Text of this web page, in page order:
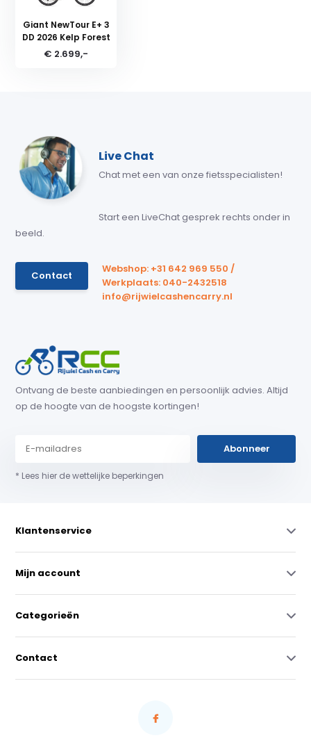
Giant NewTour E+ 3
DD 2026 Kelp Forest
€ 2.699,-
Live Chat
Chat met een van onze fietsspecialisten!
Start een LiveChat gesprek rechts onder in
beeld.
Contact
Webshop: +31 642 969 550 /
Werkplaats: 040-2432518
info@rijwielcashencarry.nl
Ontvang de beste aanbiedingen en persoonlijk advies. Altijd
op de hoogte van de hoogste kortingen!
Abonneer
* Lees hier de wettelijke beperkingen
Klantenservice
Mijn account
Categorieën
Contact